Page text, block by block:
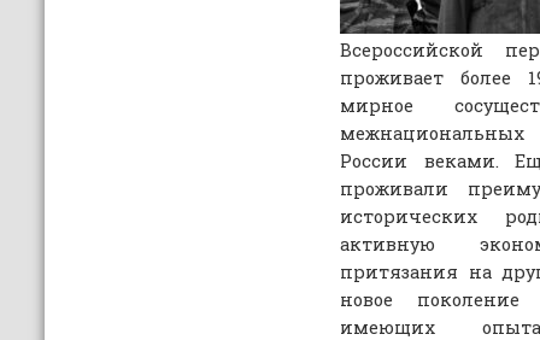
Всероссийской
проживает более
мирное
России веками.
проживали
исторических
активную
притязания на
новое
имеющих опыта